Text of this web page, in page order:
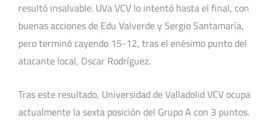
resultó insalvable. UVa VCV lo intentó hasta el final, con
buenas acciones de Edu Valverde y Sergio Santamaría,
pero terminó cayendo 15-12, tras el enésimo punto del
atacante local, Oscar Rodríguez.
Tras este resultado, Universidad de Valladolid VCV ocupa
actualmente la sexta posición del Grupo A con 3 puntos.